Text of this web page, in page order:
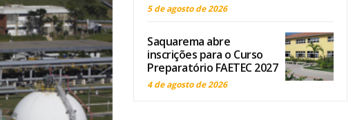
5 de agosto de 2026
Saquarema abre
inscrições para o Curso
Preparatório FAETEC 2027
4 de agosto de 2026